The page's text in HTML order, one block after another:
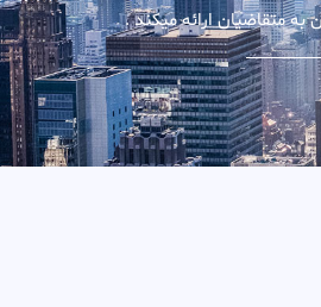
متقاضیان ارائه میکند .